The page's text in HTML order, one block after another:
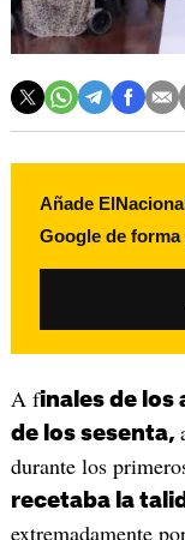
Añade
Google de
A finales de los
de los sesenta,
durante los
recetaba la
extremadamente